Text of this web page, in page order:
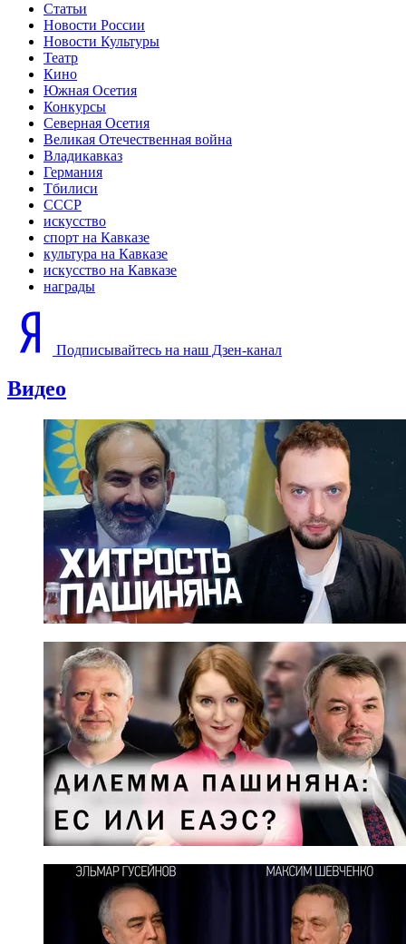
Статьи
Новости России
Новости Культуры
Театр
Кино
Южная Осетия
Конкурсы
Северная Осетия
Великая Отечественная война
Владикавказ
Германия
Тбилиси
СССР
искусство
спорт на Кавказе
культура на Кавказе
искусство на Кавказе
награды
Подписывайтесь на наш Дзен-канал
Видео